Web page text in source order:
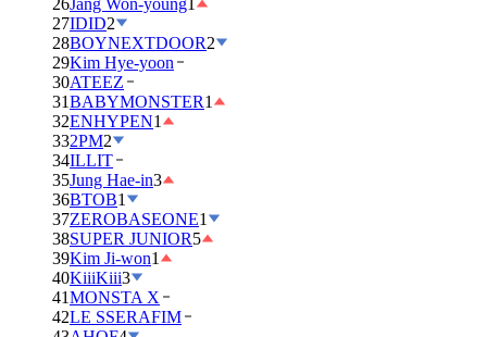
26Jang Won-young1
27IDID2
28BOYNEXTDOOR2
29Kim Hye-yoon
30ATEEZ
31BABYMONSTER1
32ENHYPEN1
332PM2
34ILLIT
35Jung Hae-in3
36BTOB1
37ZEROBASEONE1
38SUPER JUNIOR5
39Kim Ji-won1
40KiiiKiii3
41MONSTA X
42LE SSERAFIM